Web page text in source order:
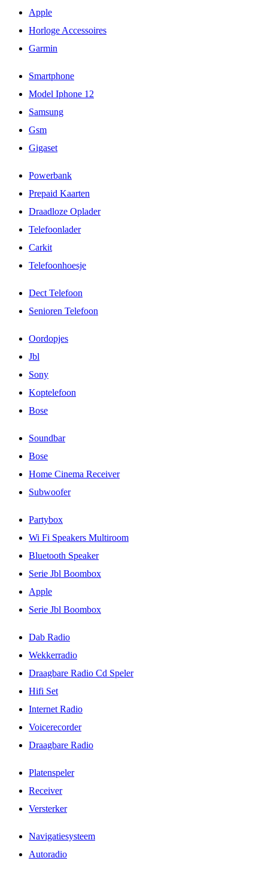
Apple
Horloge Accessoires
Garmin
Smartphone
Model Iphone 12
Samsung
Gsm
Gigaset
Powerbank
Prepaid Kaarten
Draadloze Oplader
Telefoonlader
Carkit
Telefoonhoesje
Dect Telefoon
Senioren Telefoon
Oordopjes
Jbl
Sony
Koptelefoon
Bose
Soundbar
Bose
Home Cinema Receiver
Subwoofer
Partybox
Wi Fi Speakers Multiroom
Bluetooth Speaker
Serie Jbl Boombox
Apple
Serie Jbl Boombox
Dab Radio
Wekkerradio
Draagbare Radio Cd Speler
Hifi Set
Internet Radio
Voicerecorder
Draagbare Radio
Platenspeler
Receiver
Versterker
Navigatiesysteem
Autoradio